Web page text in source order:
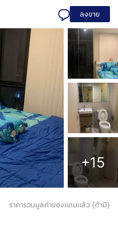
ลงขาย
+15
ราคารวมมูลค่าของแถมแล้ว (ถ้ามี)